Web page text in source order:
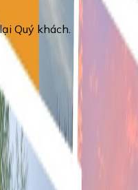
Quý khách.